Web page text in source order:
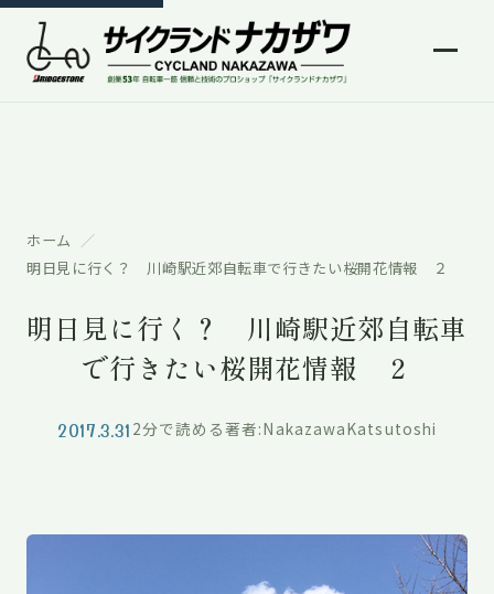
ホーム
明日見に行く？ 川崎駅近郊自転車で行きたい桜開花情報 ２
明日見に行く？ 川崎駅近郊自転車
で行きたい桜開花情報 ２
2017.3.31 2分で読める著者:NakazawaKatsutoshi